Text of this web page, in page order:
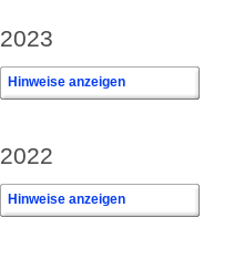
2023
Hinweise anzeigen
2022
Hinweise anzeigen